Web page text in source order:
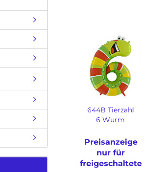
644B Tierzahl
6 Wurm
Preisanzeige
nur für
freigeschaltete